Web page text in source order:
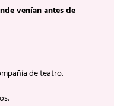
venían antes de
de teatro.